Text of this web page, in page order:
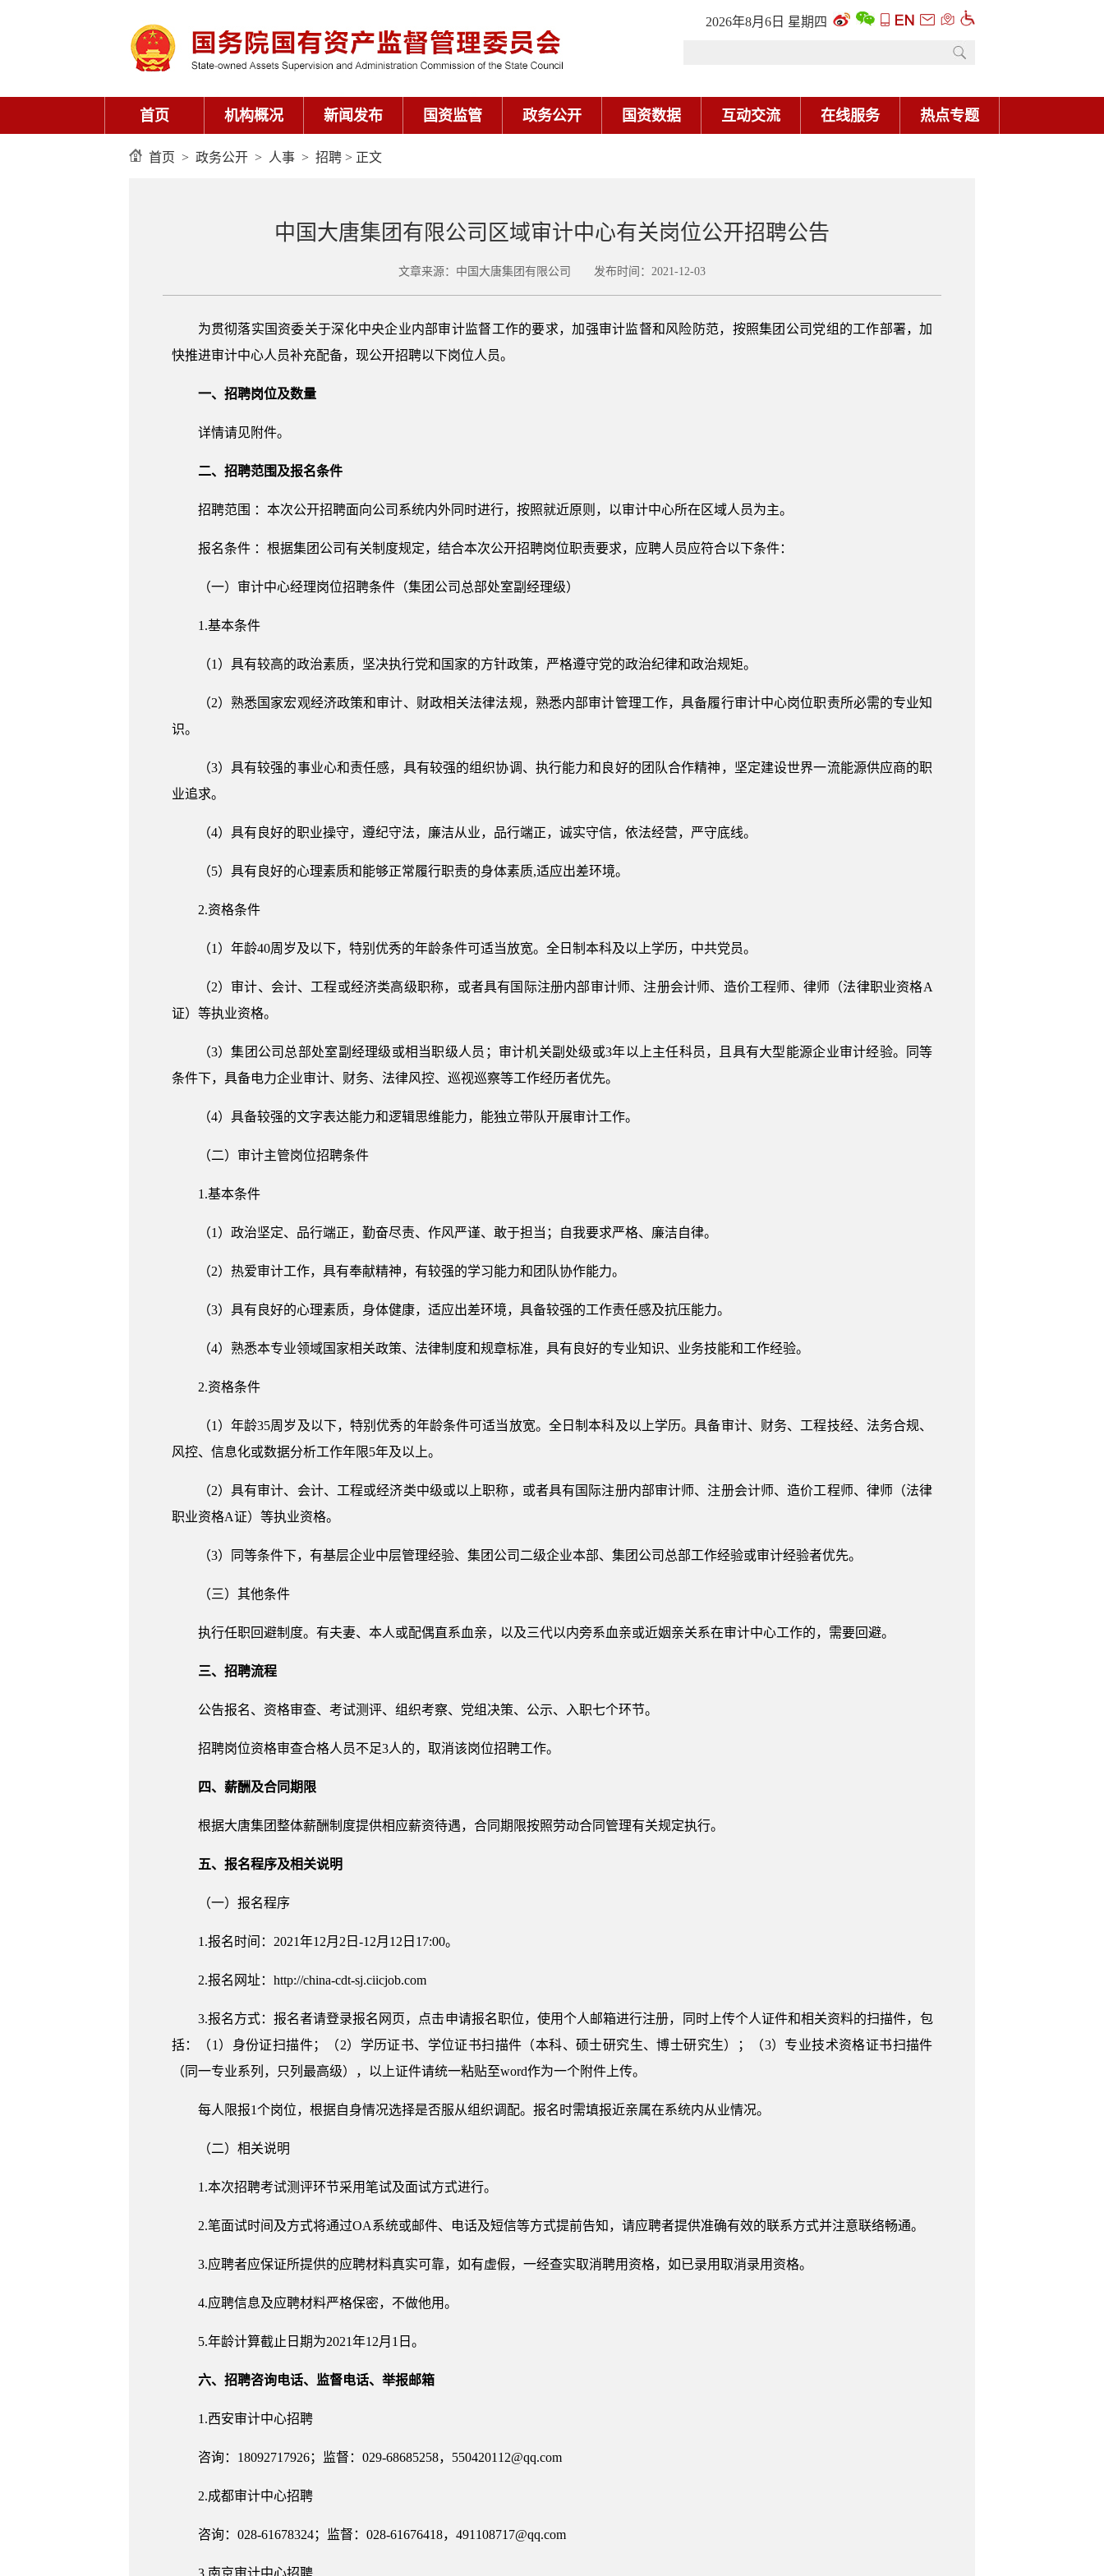
2026年8月6日 星期四
首页 机构概况 新闻发布 国资监管 政务公开 国资数据 互动交流 在线服务 热点专题
首页 > 政务公开 > 人事 > 招聘 > 正文
中国大唐集团有限公司区域审计中心有关岗位公开招聘公告
文章来源：中国大唐集团有限公司 发布时间：2021-12-03
为贯彻落实国资委关于深化中央企业内部审计监督工作的要求，加强审计监督和风险防范，按照集团公司党组的工作部署，加
快推进审计中心人员补充配备，现公开招聘以下岗位人员。
一、招聘岗位及数量
详情请见附件。
二、招聘范围及报名条件
招聘范围 ：本次公开招聘面向公司系统内外同时进行，按照就近原则，以审计中心所在区域人员为主。
报名条件 ：根据集团公司有关制度规定，结合本次公开招聘岗位职责要求，应聘人员应符合以下条件：
（一）审计中心经理岗位招聘条件（集团公司总部处室副经理级）
1.基本条件
（1）具有较高的政治素质，坚决执行党和国家的方针政策，严格遵守党的政治纪律和政治规矩。
（2）熟悉国家宏观经济政策和审计、财政相关法律法规，熟悉内部审计管理工作，具备履行审计中心岗位职责所必需的专业知
识。
（3）具有较强的事业心和责任感，具有较强的组织协调、执行能力和良好的团队合作精神，坚定建设世界一流能源供应商的职
业追求。
（4）具有良好的职业操守，遵纪守法，廉洁从业，品行端正，诚实守信，依法经营，严守底线。
（5）具有良好的心理素质和能够正常履行职责的身体素质,适应出差环境。
2.资格条件
（1）年龄40周岁及以下，特别优秀的年龄条件可适当放宽。全日制本科及以上学历，中共党员。
（2）审计、会计、工程或经济类高级职称，或者具有国际注册内部审计师、注册会计师、造价工程师、律师（法律职业资格A
证）等执业资格。
（3）集团公司总部处室副经理级或相当职级人员；审计机关副处级或3年以上主任科员，且具有大型能源企业审计经验。同等
条件下，具备电力企业审计、财务、法律风控、巡视巡察等工作经历者优先。
（4）具备较强的文字表达能力和逻辑思维能力，能独立带队开展审计工作。
（二）审计主管岗位招聘条件
1.基本条件
（1）政治坚定、品行端正，勤奋尽责、作风严谨、敢于担当；自我要求严格、廉洁自律。
（2）热爱审计工作，具有奉献精神，有较强的学习能力和团队协作能力。
（3）具有良好的心理素质，身体健康，适应出差环境，具备较强的工作责任感及抗压能力。
（4）熟悉本专业领域国家相关政策、法律制度和规章标准，具有良好的专业知识、业务技能和工作经验。
2.资格条件
（1）年龄35周岁及以下，特别优秀的年龄条件可适当放宽。全日制本科及以上学历。具备审计、财务、工程技经、法务合规、
风控、信息化或数据分析工作年限5年及以上。
（2）具有审计、会计、工程或经济类中级或以上职称，或者具有国际注册内部审计师、注册会计师、造价工程师、律师（法律
职业资格A证）等执业资格。
（3）同等条件下，有基层企业中层管理经验、集团公司二级企业本部、集团公司总部工作经验或审计经验者优先。
（三）其他条件
执行任职回避制度。有夫妻、本人或配偶直系血亲，以及三代以内旁系血亲或近姻亲关系在审计中心工作的，需要回避。
三、招聘流程
公告报名、资格审查、考试测评、组织考察、党组决策、公示、入职七个环节。
招聘岗位资格审查合格人员不足3人的，取消该岗位招聘工作。
四、薪酬及合同期限
根据大唐集团整体薪酬制度提供相应薪资待遇，合同期限按照劳动合同管理有关规定执行。
五、报名程序及相关说明
（一）报名程序
1.报名时间：2021年12月2日-12月12日17:00。
2.报名网址：http://china-cdt-sj.ciicjob.com
3.报名方式：报名者请登录报名网页，点击申请报名职位，使用个人邮箱进行注册，同时上传个人证件和相关资料的扫描件，包
括：（1）身份证扫描件；（2）学历证书、学位证书扫描件（本科、硕士研究生、博士研究生）；（3）专业技术资格证书扫描件
（同一专业系列，只列最高级），以上证件请统一粘贴至word作为一个附件上传。
每人限报1个岗位，根据自身情况选择是否服从组织调配。报名时需填报近亲属在系统内从业情况。
（二）相关说明
1.本次招聘考试测评环节采用笔试及面试方式进行。
2.笔面试时间及方式将通过OA系统或邮件、电话及短信等方式提前告知，请应聘者提供准确有效的联系方式并注意联络畅通。
3.应聘者应保证所提供的应聘材料真实可靠，如有虚假，一经查实取消聘用资格，如已录用取消录用资格。
4.应聘信息及应聘材料严格保密，不做他用。
5.年龄计算截止日期为2021年12月1日。
六、招聘咨询电话、监督电话、举报邮箱
1.西安审计中心招聘
咨询：18092717926；监督：029-68685258，550420112@qq.com
2.成都审计中心招聘
咨询：028-61678324；监督：028-61676418，491108717@qq.com
3.南京审计中心招聘